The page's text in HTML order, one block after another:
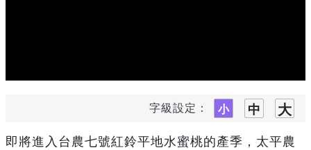
字級設定：
即將進入台農七號紅鈴平地水蜜桃的產季，太平農